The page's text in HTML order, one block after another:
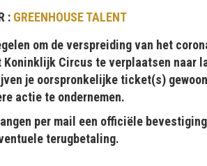
: GREENHOUSE TALENT
om de verspreiding van het
Circus te verplaatsen naar
je oorspronkelijke ticket(s)
actie te ondernemen.
per mail een officiële
terugbetaling.